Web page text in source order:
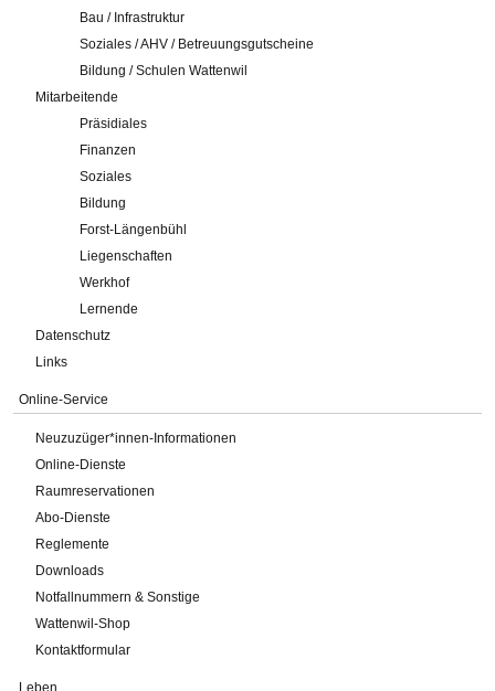
Bau / Infrastruktur
Soziales / AHV / Betreuungsgutscheine
Bildung / Schulen Wattenwil
Mitarbeitende
Präsidiales
Finanzen
Soziales
Bildung
Forst-Längenbühl
Liegenschaften
Werkhof
Lernende
Datenschutz
Links
Online-Service
Neuzuzüger*innen-Informationen
Online-Dienste
Raumreservationen
Abo-Dienste
Reglemente
Downloads
Notfallnummern & Sonstige
Wattenwil-Shop
Kontaktformular
Leben